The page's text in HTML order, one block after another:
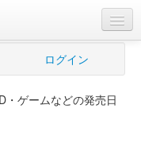
ログイン
・ゲームなどの発売日